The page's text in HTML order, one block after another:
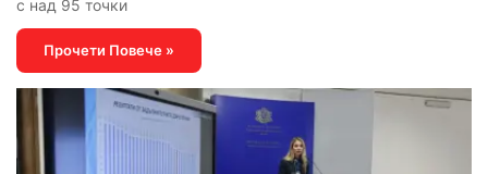
с над 95 точки
Прочети Повече »